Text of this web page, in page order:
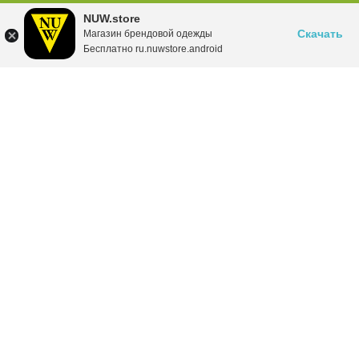
NUW.store
Магазин брендовой одежды
Бесплатно ru.nuwstore.android
Скачать